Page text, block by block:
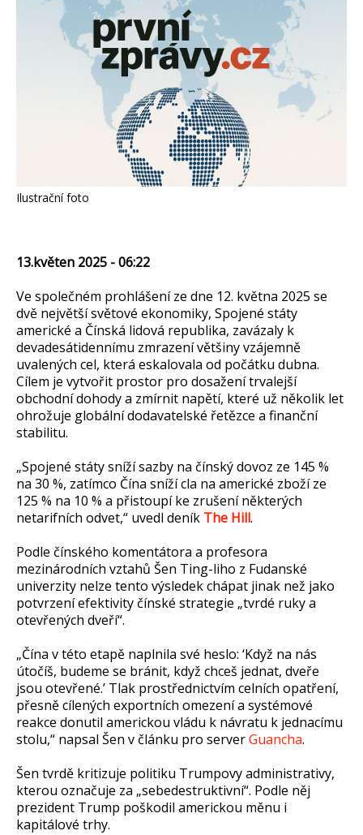
Ilustrační foto
13.květen 2025 - 06:22
Ve společném prohlášení ze dne 12. května 2025 se
dvě největší světové ekonomiky, Spojené státy
americké a Čínská lidová republika, zavázaly k
devadesátidennímu zmrazení většiny vzájemně
uvalených cel, která eskalovala od počátku dubna.
Cílem je vytvořit prostor pro dosažení trvalejší
obchodní dohody a zmírnit napětí, které už několik let
ohrožuje globální dodavatelské řetězce a finanční
stabilitu.
„Spojené státy sníží sazby na čínský dovoz ze 145 %
na 30 %, zatímco Čína sníží cla na americké zboží ze
125 % na 10 % a přistoupí ke zrušení některých
netarifních odvet,“ uvedl deník The Hill.
Podle čínského komentátora a profesora
mezinárodních vztahů Šen Ting-liho z Fudanské
univerzity nelze tento výsledek chápat jinak než jako
potvrzení efektivity čínské strategie „tvrdé ruky a
otevřených dveří“.
„Čína v této etapě naplnila své heslo: ‘Když na nás
útočíš, budeme se bránit, když chceš jednat, dveře
jsou otevřené.’ Tlak prostřednictvím celních opatření,
přesně cílených exportních omezení a systémové
reakce donutil americkou vládu k návratu k jednacímu
stolu,“ napsal Šen v článku pro serverGuancha.
Šen tvrdě kritizuje politiku Trumpovy administrativy,
kterou označuje za „sebedestruktivní“. Podle něj
prezident Trump poškodil americkou měnu i
kapitálové trhy.